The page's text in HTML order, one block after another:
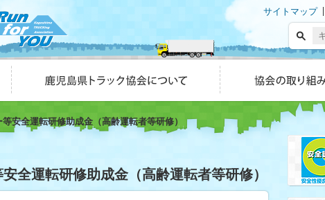
サイトマップ
安全運転研修助成金（高齢運転者等研修）
全運転研修助成金（高齢運転者等研修）